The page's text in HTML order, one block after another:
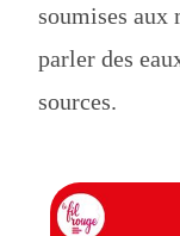
soumises
parler des
sources.